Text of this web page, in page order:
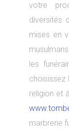
votre
diversités
mises en
les
choisissez
religion et
marbrerie